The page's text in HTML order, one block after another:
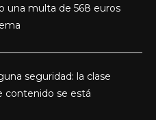
una multa de 568 euros
seguridad: la clase
contenido se está